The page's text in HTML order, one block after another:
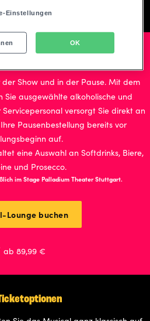
mit Getränke Paket
Show und in der Pause. Mit dem
ausgewählte alkoholische und
versorgt Sie direkt an
Pausenbestellung bereits vor
auf.
eine Auswahl an Softdrinks, Biere,
und Prosecco.
im Stage Palladium Theater Stuttgart.
Lounge buchen
ab 89,99 €
Einstellungen
OK